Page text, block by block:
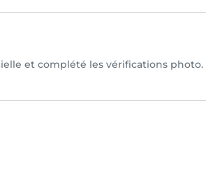
et complété les vérifications photo.